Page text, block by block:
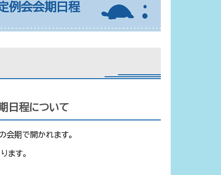
例会会期日程
日程について
期で開かれます。
ます。